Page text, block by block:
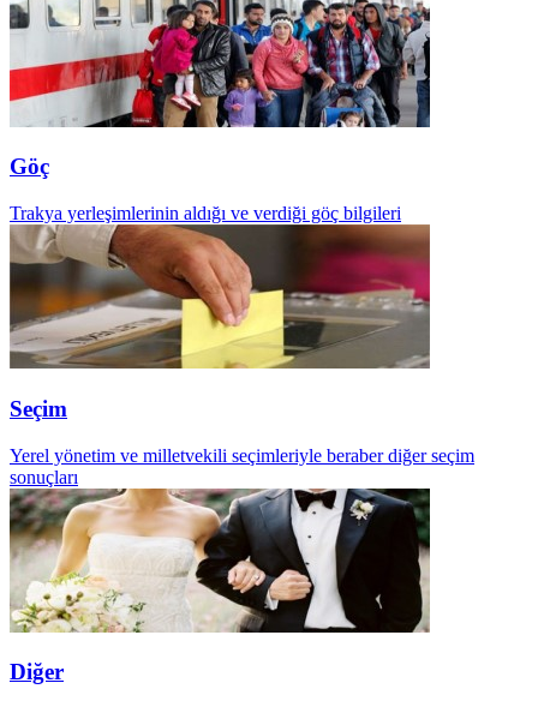
Göç
Trakya yerleşimlerinin aldığı ve verdiği göç bilgileri
Seçim
Yerel yönetim ve milletvekili seçimleriyle beraber diğer seçim
sonuçları
Diğer